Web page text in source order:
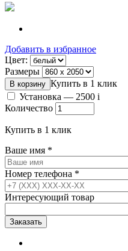
Добавить в избранное
Цвет:
Размеры
Купить в 1 клик
Установка — 2500 i
Количество
Купить в 1 клик
Ваше имя *
Номер телефона *
Интересующий товар